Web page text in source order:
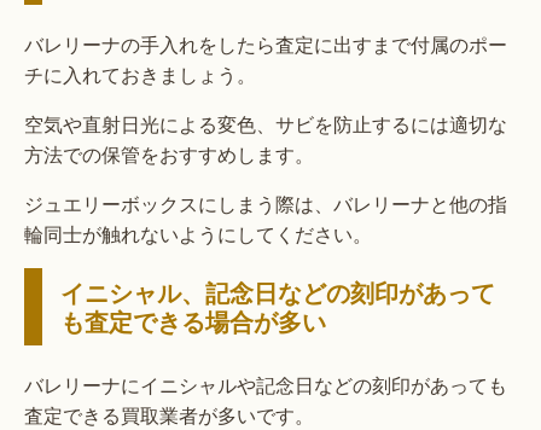
バレリーナの手入れをしたら査定に出すまで付属のポー
チに入れておきましょう。
空気や直射日光による変色、サビを防止するには適切な
方法での保管をおすすめします。
ジュエリーボックスにしまう際は、バレリーナと他の指
輪同士が触れないようにしてください。
イニシャル、記念日などの刻印があって
も査定できる場合が多い
バレリーナにイニシャルや記念日などの刻印があっても
査定できる買取業者が多いです。